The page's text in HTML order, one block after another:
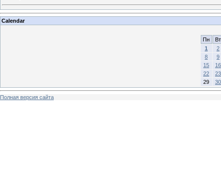
Calendar
Пн
Вт
1
2
8
9
15
16
22
23
29
30
Полная версия сайта